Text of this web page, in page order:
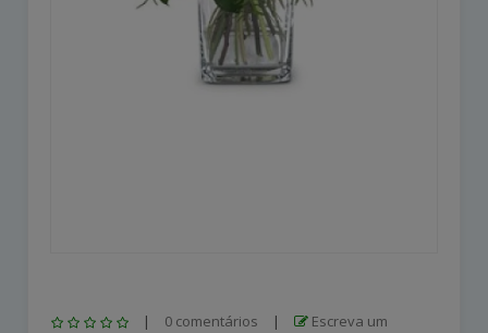
| 0 comentários |
Escreva um